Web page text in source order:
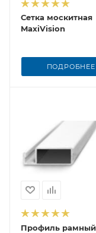
Сетка москитная
MaxiVision
ПОДРОБНЕЕ
Профиль